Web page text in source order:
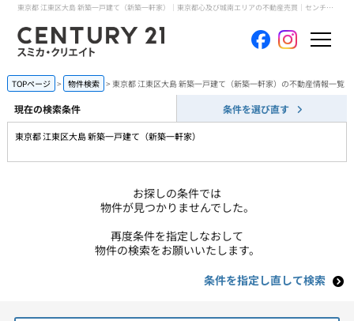
東京都 江東区大島 新築一戸建て（新築一軒家）｜東京都心及び城南エリアの不動産売買｜センチュリー21スミカ・クリエイト
ホーム
当社について
買いたい
売りたい
コンテンツ
TOPページ 物件検索 東京都 江東区大島 新築一戸建て（新築一軒家）の不動産情報一覧
現在の検索条件 条件を選び直す
東京都 江東区大島 新築一戸建て（新築一軒家）
お探しの条件では
物件が見つかりませんでした。
再度条件を指定しなおして
物件の検索をお願いいたします。
条件を指定し直して検索